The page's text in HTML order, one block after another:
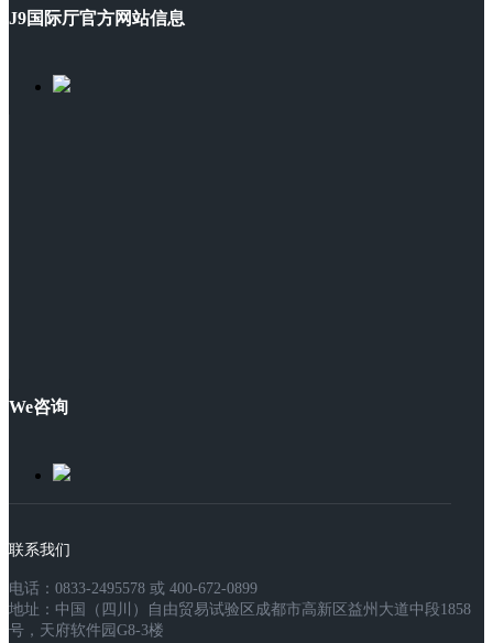
J9国际厅官方网站信息
We咨询
联系我们
电话：0833-2495578 或 400-672-0899
地址：中国（四川）自由贸易试验区成都市高新区益州大道中段1858
号，天府软件园G8-3楼